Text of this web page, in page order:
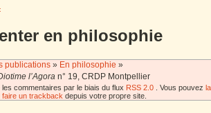
en philosophie
publications » En philosophie »
l’Agora n° 19, CRDP Montpellier
commentaires par le biais du flux RSS 2.0 . Vous pouvez
faire un trackback depuis votre propre site.